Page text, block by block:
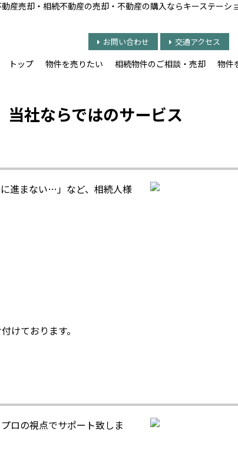
産売却・相続不動産の売却・不動産の購入ならキーステーシ
お問い合わせ 交通アクセス
トップ 物件を売りたい 相続物件のご相談・売却 物件
当社ならではのサービス
に進まない…」など、相続人様
けております。
ロの視点でサポート致しま